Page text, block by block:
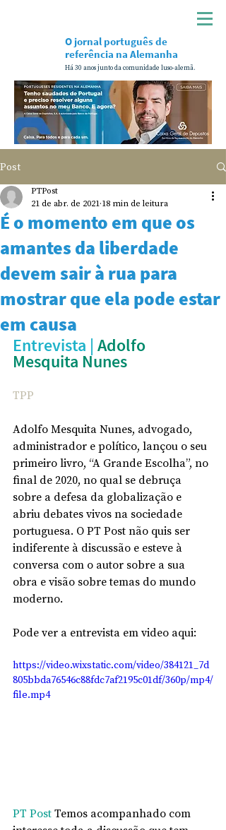
Há 30 anos junto da comunidade luso-alemã.
O jornal português de
referência na Alemanha
Post
É o momento em que os
amantes da liberdade
devem sair à rua para
mostrar que ela pode estar
em causa
PTPost
21 de abr. de 2021 18 min de leitura
Entrevista | Adolfo
Mesquita Nunes
TPP
Adolfo Mesquita Nunes, advogado,
administrador e político, lançou o seu
primeiro livro, “A Grande Escolha”, no
final de 2020, no qual se debruça
sobre a defesa da globalização e
abriu debates vivos na sociedade
portuguesa. O PT Post não quis ser
indiferente à discussão e esteve à
conversa com o autor sobre a sua
obra e visão sobre temas do mundo
moderno.
Pode ver a entrevista em video aqui:
https://video.wixstatic.com/video/384121_7d
805bbda76546c88fdc7af2195c01df/360p/mp4/
file.mp4
PT Post Temos acompanhado com